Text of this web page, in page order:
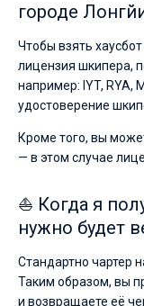
городе
Чтобы взять
лицензия шкипера,
например: IYT, RYA,
удостоверение
Кроме того, вы
— в этом случае
⛵ Когда я
нужно будет
Стандартно чартер
Таким образом, вы
и возвращаете её